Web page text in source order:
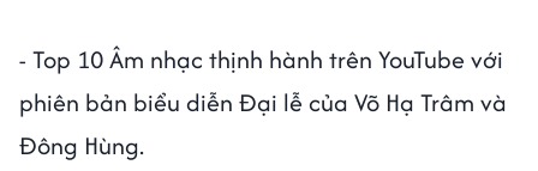
- Top 10 Âm nhạc thịnh hành trên YouTube với
phiên bản biểu diễn Đại lễ của Võ Hạ Trâm và
Đông Hùng.